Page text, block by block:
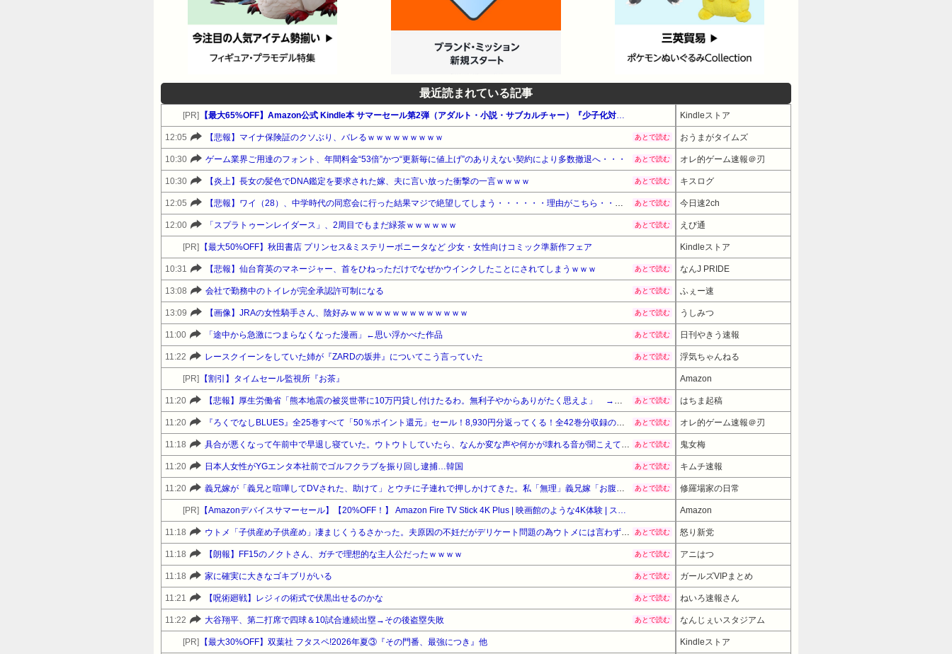
最近読まれている記事
[PR] 【最大65%OFF】Amazon公式 Kindle本 サマーセール第2弾（アダルト・小説・サブカルチャー）『少子化対策で校内マッチングされた相手はＳ級美少女でした』他 Kindleストア
12:05 【悲報】マイナ保険証のクソぶり、バレるｗｗｗｗｗｗｗｗｗ あとで読む おうまがタイムズ
10:30 ゲーム業界ご用達のフォント、年間料金“53倍”かつ“更新毎に値上げ”のありえない契約により多数撤退へ・・・ あとで読む オレ的ゲーム速報＠刃
10:30 【炎上】長女の髪色でDNA鑑定を要求された嫁、夫に言い放った衝撃の一言ｗｗｗｗ あとで読む キスログ
12:05 【悲報】ワイ（28）、中学時代の同窓会に行った結果マジで絶望してしまう・・・・・・理由がこちら・・・・・・ あとで読む 今日速2ch
12:00 「スプラトゥーンレイダース」、2周目でもまだ緑茶ｗｗｗｗｗｗ あとで読む えび通
[PR] 【最大50%OFF】秋田書店 プリンセス&ミステリーボニータなど 少女・女性向けコミック準新作フェア Kindleストア
10:31 【悲報】仙台育英のマネージャー、首をひねっただけでなぜかウインクしたことにされてしまうｗｗｗ あとで読む なんJ PRIDE
13:08 会社で勤務中のトイレが完全承認許可制になる あとで読む ふぇー速
13:09 【画像】JRAの女性騎手さん、陰好みｗｗｗｗｗｗｗｗｗｗｗｗｗｗ あとで読む うしみつ
11:00 「途中から急激につまらなくなった漫画」←思い浮かべた作品 あとで読む 日刊やきう速報
11:22 レースクイーンをしていた姉が『ZARDの坂井』についてこう言っていた あとで読む 浮気ちゃんねる
[PR] 【割引】タイムセール監視所『お茶』 Amazon
11:20 【悲報】厚生労働省「熊本地震の被災世帯に10万円貸し付けたるわ。無利子やからありがたく思えよ」 → セコすぎて大炎上！「何のための税金だ！過去最高税収なのに」 あとで読む はちま起稿
11:20 『ろくでなしBLUES』全25巻すべて「50％ポイント還元」セール！8,930円分返ってくる！全42巻分収録の文庫版！ヤンキー漫画の頂点！ジャンプ黄金期の伝説的な傑作 あとで読む オレ的ゲーム速報＠刃
11:18 具合が悪くなって午前中で早退し寝ていた。ウトウトしていたら、なんか変な声や何かが壊れる音が聞こえて、なんだろう？と思ってベッドから出て窓の外を見た… あとで読む 鬼女梅
11:20 日本人女性がYGエンタ本社前でゴルフクラブを振り回し逮捕…韓国 あとで読む キムチ速報
11:20 義兄嫁が「義兄と喧嘩してDVされた、助けて」とウチに子連れで押しかけてきた。私「無理」義兄嫁「お腹痛い…苦しい…」私「はぁ」→交番に電話したら、甘いことを言われ… あとで読む 修羅場家の日常
[PR] 【Amazonデバイスサマーセール】【20%OFF！】 Amazon Fire TV Stick 4K Plus | 映画館のような4K体験 | ストリーミングメディアプレイヤー Amazon
11:18 ウトメ「子供産め子供産め」凄まじくうるさかった。夫原因の不妊だがデリケート問題の為ウトメには言わず、私が耐えてたらいいかと思っていたが… あとで読む 怒り新党
11:18 【朗報】FF15のノクトさん、ガチで理想的な主人公だったｗｗｗｗ あとで読む アニはつ
11:18 家に確実に大きなゴキブリがいる あとで読む ガールズVIPまとめ
11:21 【呪術廻戦】レジィの術式で伏黒出せるのかな あとで読む ねいろ速報さん
11:22 大谷翔平、第二打席で四球＆10試合連続出塁→その後盗塁失敗 あとで読む なんじぇいスタジアム
[PR] 【最大30%OFF】双葉社 フタスペ!2026年夏③『その門番、最強につき』他 Kindleストア